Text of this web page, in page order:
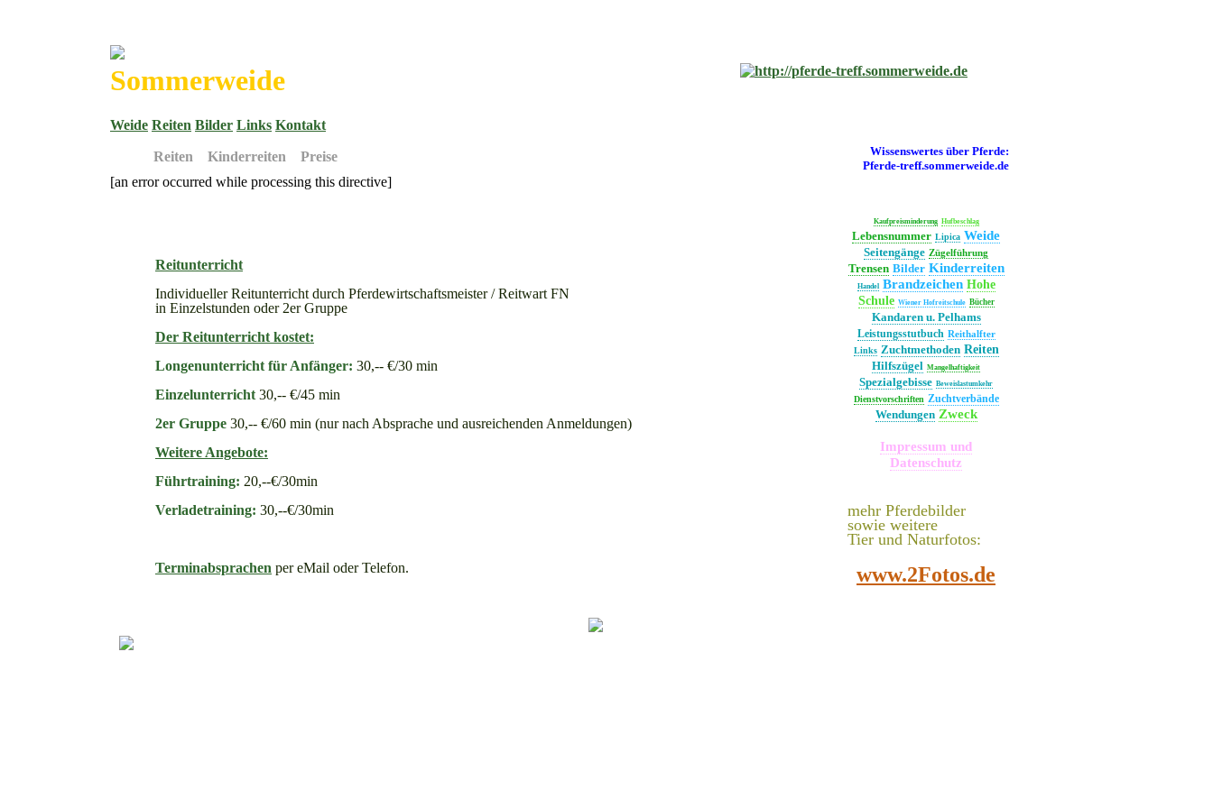
Sommerweide
Weide Reiten Bilder Links Kontakt
Wissenswertes über Pferde:
Pferde‑treff.sommerweide.de
Kaufpreisminderung Hufbeschlag
Lebensnummer Lipica Weide
Seitengänge Zügelführung
Trensen Bilder Kinderreiten
Handel Brandzeichen Hohe
Schule Wiener Hofreitschule Bücher
Kandaren u. Pelhams
Leistungsstutbuch Reithalfter
Links Zuchtmethoden Reiten
Hilfszügel Mangelhaftigkeit
Spezialgebisse Beweislastumkehr
Dienstvorschriften Zuchtverbände
Wendungen Zweck
Impressum und
Datenschutz
mehr Pferdebilder
sowie weitere
Tier und Naturfotos:
www.2Fotos.de
Reiten Kinderreiten Preise
Reitunterricht
Individueller Reitunterricht durch Pferdewirtschaftsmeister / Reitwart FN
in Einzelstunden oder 2er Gruppe
Der Reitunterricht kostet:
Longenunterricht für Anfänger: 30,-- €/30 min
Einzelunterricht 30,-- €/45 min
2er Gruppe 30,-- €/60 min (nur nach Absprache und ausreichenden Anmeldungen)
Weitere Angebote:
Führtraining: 20,--€/30min
Verladetraining: 30,--€/30min
Terminabsprachen per eMail oder Telefon.
[an error occurred while processing this directive]